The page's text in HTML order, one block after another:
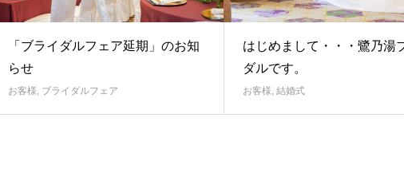
「ブライダルフェア延期」のお知
らせ
お客様, ブライダルフェア
はじめまして・・・鷺乃湯
ダルです。
お客様, 結婚式